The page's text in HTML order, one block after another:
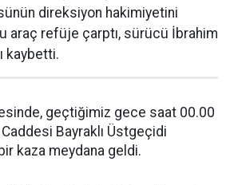
direksiyon hakimiyetini
araç refüje çarptı, sürücü İbrahim
kaybetti.
geçtiğimiz gece saat 00.00
Caddesi Bayraklı Üstgeçidi
kaza meydana geldi.